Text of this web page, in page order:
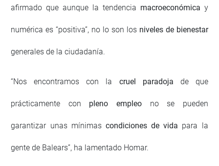
afirmado que aunque la tendencia macroeconómica y
numérica es “positiva”, no lo son losniveles de bienestar
generales de la ciudadanía.
“Nos encontramos con la cruel paradoja de que
prácticamente con pleno empleo no se pueden
garantizar unas mínimas condiciones de vida para la
gente de Balears”, ha lamentado Homar.